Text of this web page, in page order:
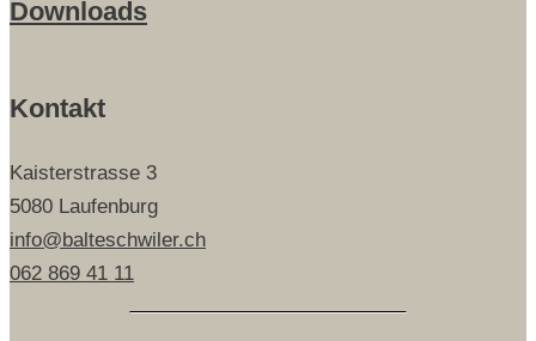
Downloads
Kontakt
Kaisterstrasse 3
5080 Laufenburg
info@balteschwiler.ch
062 869 41 11